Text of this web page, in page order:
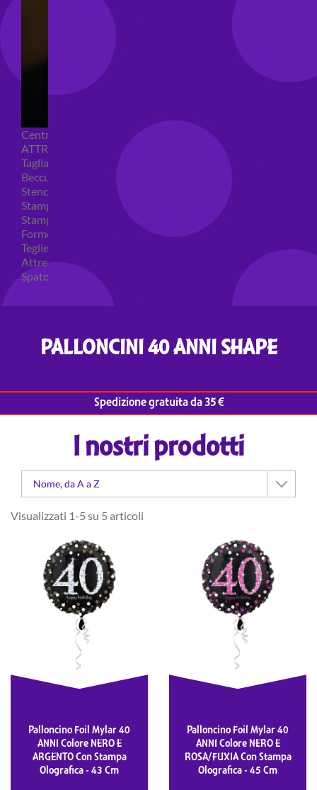
Centrini e Sacchetti Alimentari
ATTREZZI PER DOLCI
Tagliapasta
Beccucci e Sac à poche
Stencil per torte
Stampi ad espulsione
Stampi in silicone
Forme per cioccolato
Teglie per torte
Attrezzi cake design
Spatole ed accessori per decorare
PALLONCINI 40 ANNI SHAPE
Spedizione gratuita da 35 €
I nostri prodotti
Nome, da A a Z
Visualizzati 1-5 su 5 articoli
Palloncino Foil Mylar 40
ANNI Colore NERO E
ARGENTO Con Stampa
Olografica - 43 Cm
Palloncino Foil Mylar 40
ANNI Colore NERO E
ROSA/FUXIA Con Stampa
Olografica - 45 Cm